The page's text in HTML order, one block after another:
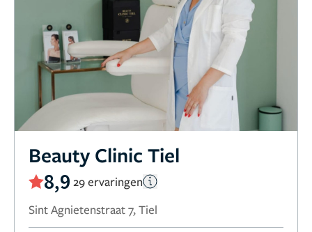
Beauty Clinic Tiel
8,9 29 ervaringen
Sint Agnietenstraat 7, Tiel